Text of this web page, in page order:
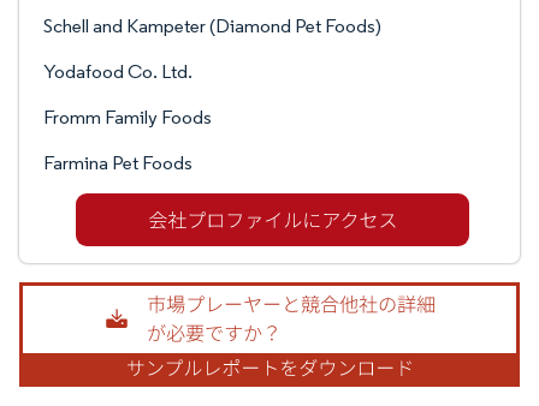
Schell and Kampeter (Diamond Pet Foods)
Yodafood Co. Ltd.
Fromm Family Foods
Farmina Pet Foods